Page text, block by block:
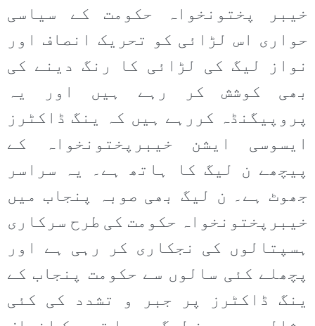
خیبر پختونخواہ حکومت کے سیاسی
حواری اس لڑائی کو تحریک انصاف اور
نواز لیگ کی لڑائی کا رنگ دینے کی
بھی کوشش کر رہے ہیں اور یہ
پروپیگنڈہ کررہے ہیں کہ ینگ ڈاکٹرز
ایسوسی ایشن خیبرپختونخواہ کے
پیچھے ن لیگ کا ہاتھ ہے۔ یہ سراسر
جھوٹ ہے۔ ن لیگ بھی صوبہ پنجاب میں
خیبرپختونخواہ حکومت کی طرح سرکاری
ہسپتالوں کی نجکاری کر رہی ہے اور
پچھلے کئی سالوں سے حکومت پنجاب کے
ینگ ڈاکٹرز پر جبر و تشدد کی کئی